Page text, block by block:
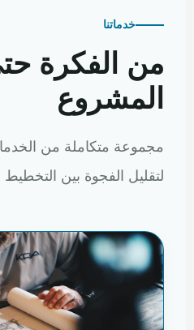
خدماتنا
من الفكرة
المشروع
مجموعة متكاملة من الخدمات
لتقليل الفجوة بين التخطيط